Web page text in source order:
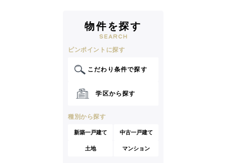
物件を探す
ピンポイントに探す
こだわり条件で探す
学区から探す
種別から探す
新築一戸建て 中古一戸建て
土地 マンション